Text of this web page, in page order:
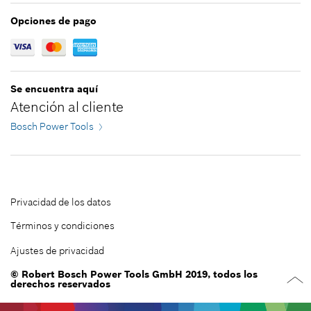
Opciones de pago
Se encuentra aquí
Atención al cliente
Bosch Power Tools
Privacidad de los datos
Términos y condiciones
Ajustes de privacidad
© Robert Bosch Power Tools GmbH 2019, todos los
derechos reservados